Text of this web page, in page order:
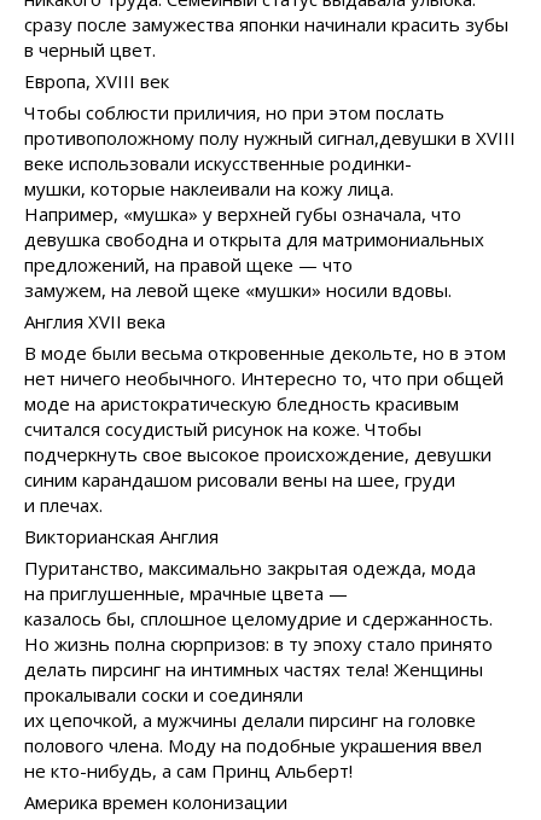
сразу после замужества японки начинали красить зубы
в черный цвет.
Европа, XVIII век
Чтобы соблюсти приличия, но при этом послать
противоположному полу нужный сигнал,девушки в ХVIII
веке использовали искусственные родинки-
мушки, которые наклеивали на кожу лица.
Например, «мушка» у верхней губы означала, что
девушка свободна и открыта для матримониальных
предложений, на правой щеке — что
замужем, на левой щеке «мушки» носили вдовы.
Англия XVII века
В моде были весьма откровенные декольте, но в этом
нет ничего необычного. Интересно то, что при общей
моде на аристократическую бледность красивым
считался сосудистый рисунок на коже. Чтобы
подчеркнуть свое высокое происхождение, девушки
синим карандашом рисовали вены на шее, груди
и плечах.
Викторианская Англия
Пуританство, максимально закрытая одежда, мода
на приглушенные, мрачные цвета —
казалось бы, сплошное целомудрие и сдержанность.
Но жизнь полна сюрпризов: в ту эпоху стало принято
делать пирсинг на интимных частях тела! Женщины
прокалывали соски и соединяли
их цепочкой, а мужчины делали пирсинг на головке
полового члена. Моду на подобные украшения ввел
не кто-нибудь, а сам Принц Альберт!
Америка времен колонизации